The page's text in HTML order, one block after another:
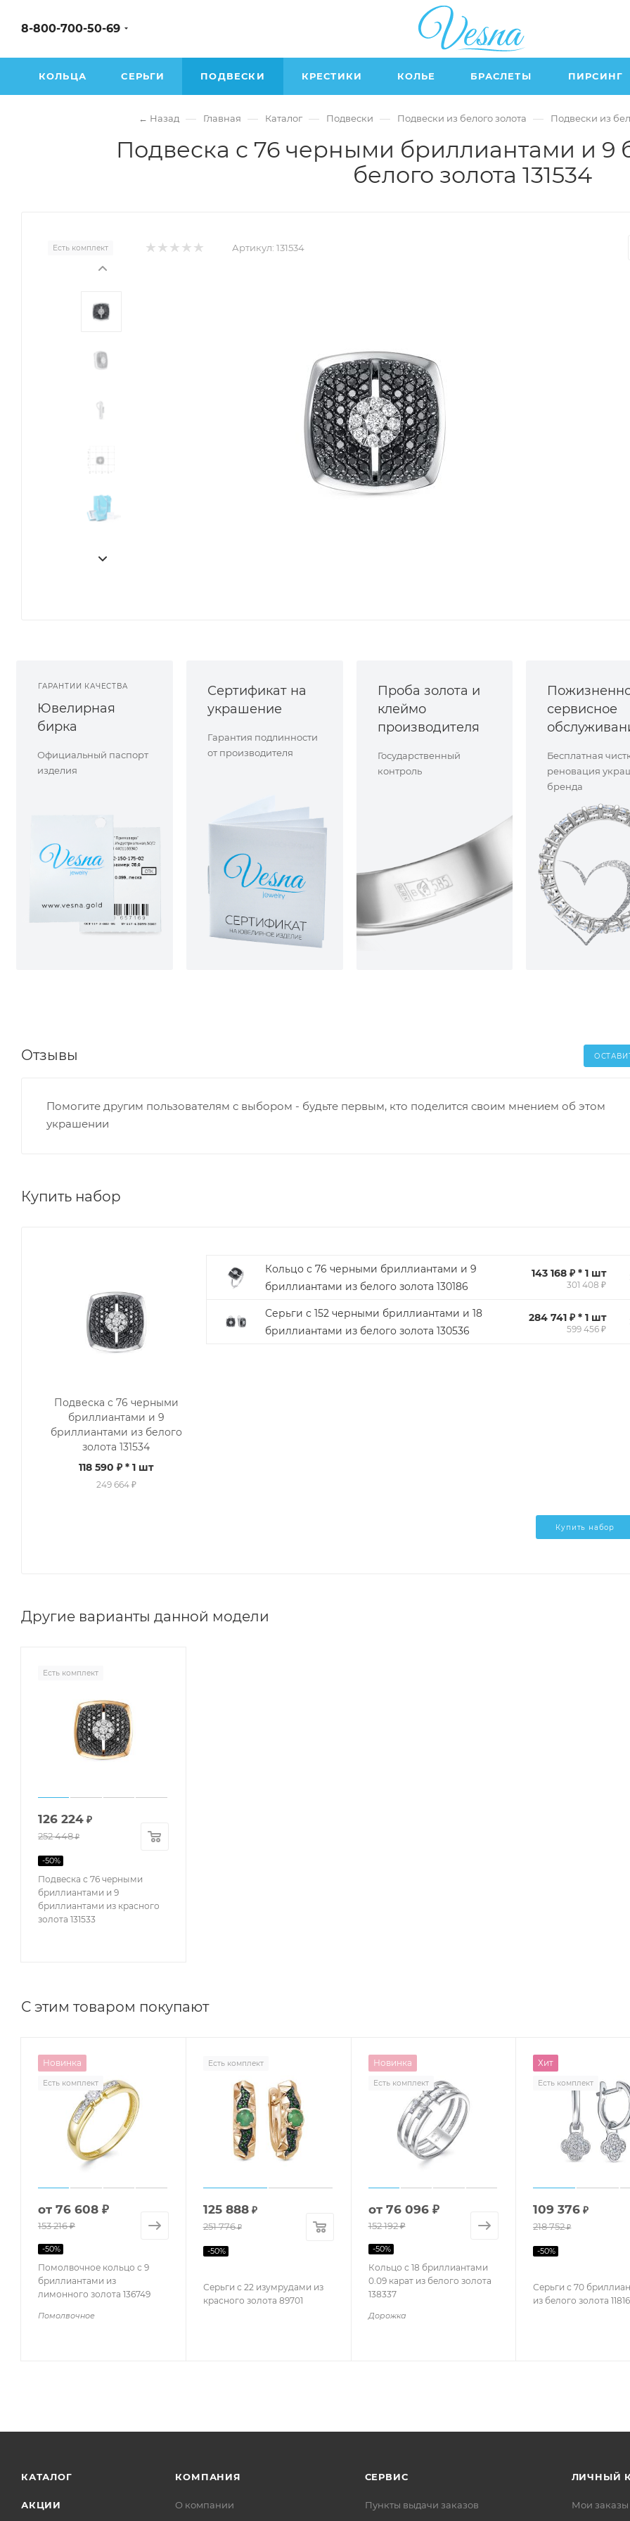
8-800-700-50-69
КОЛЬЦА СЕРЬГИ ПОДВЕСКИ КРЕСТИКИ КОЛЬЕ БРАСЛЕТЫ ПИРСИНГ
← Назад — Главная — Каталог — Подвески — Подвески из белого золота — Подвески из
Подвеска с 76 черными бриллиантами и 9
белого золота 131534
Есть комплект Артикул: 131534
ГАРАНТИИ КАЧЕСТВА
Ювелирная
бирка
Официальный паспорт
изделия
Сертификат на
украшение
Гарантия подлинности
от производителя
Проба золота и
клеймо
производителя
Государственный
контроль
сервисное
Бесплатная
реновация
бренда
Отзывы
Помогите другим пользователям с выбором - будьте первым, кто поделится своим мнением об этом
украшении
Купить набор
Подвеска с 76 черными
бриллиантами и 9
бриллиантами из белого
золота 131534
118 590 ₽ * 1 шт
249 664 ₽
Кольцо с 76 черными бриллиантами и 9
бриллиантами из белого золота 130186
143 168 ₽ * 1 шт
301 408 ₽
Серьги с 152 черными бриллиантами и 18
бриллиантами из белого золота 130536
284 741 ₽ * 1 шт
599 456 ₽
Купить набор
Другие варианты данной модели
Есть комплект
Подвеска с 76 черными
бриллиантами и 9
бриллиантами из красного
золота 131533
126 224 ₽
252 448₽
-50%
С этим товаром покупают
Новинка
Есть комплект
Помолвочное кольцо с 9
бриллиантами из
лимонного золота 136749
Помолвочное
от 76 608 ₽
153 216 ₽
-50%
Есть комплект
Серьги с 22 изумрудами из
красного золота 89701
125 888₽
251 776₽
-50%
Новинка
Есть комплект
Кольцо с 18 бриллиантами
0.09 карат из белого золота
138337
Дорожка
от 76 096 ₽
152 192 ₽
-50%
Хит
Есть комплект
Серьги с 70
из белого золота
109 376 ₽
218 752₽
-50%
КАТАЛОГ
АКЦИИ
КОМПАНИЯ
О компании
СЕРВИС
Пункты выдачи заказов
ЛИЧНЫЙ
Мои заказы